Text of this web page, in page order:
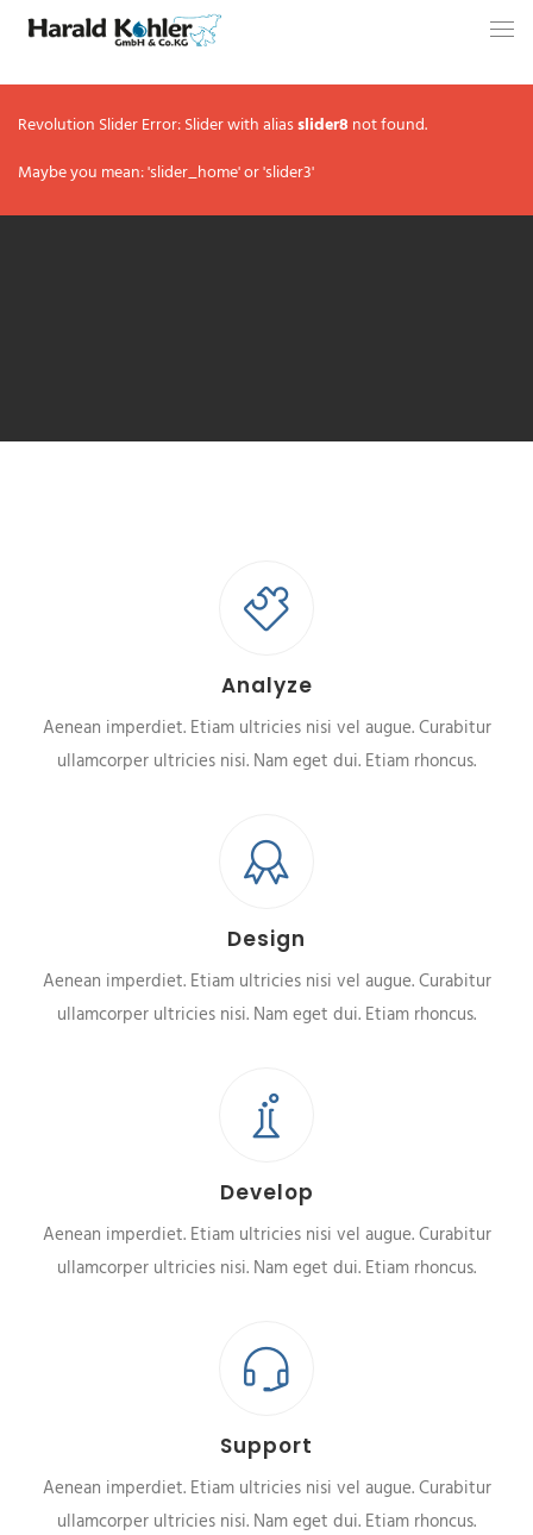
Revolution Slider Error: Slider with aliasslider8 not found.
Maybe you mean: 'slider_home' or 'slider3'
Analyze
Aenean imperdiet. Etiam ultricies nisi vel augue. Curabitur
ullamcorper ultricies nisi. Nam eget dui. Etiam rhoncus.
Design
Aenean imperdiet. Etiam ultricies nisi vel augue. Curabitur
ullamcorper ultricies nisi. Nam eget dui. Etiam rhoncus.
Develop
Aenean imperdiet. Etiam ultricies nisi vel augue. Curabitur
ullamcorper ultricies nisi. Nam eget dui. Etiam rhoncus.
Support
Aenean imperdiet. Etiam ultricies nisi vel augue. Curabitur
ullamcorper ultricies nisi. Nam eget dui. Etiam rhoncus.